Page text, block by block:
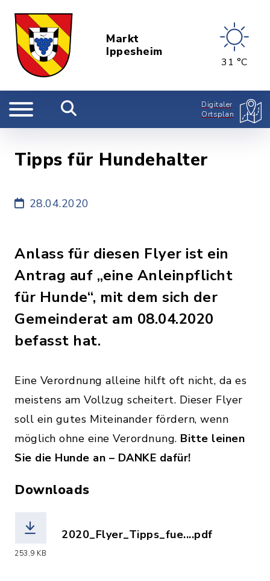
Markt
Ippesheim
31 °C
Digitaler
Ortsplan
Tipps für Hundehalter
28.04.2020
Anlass für diesen Flyer ist ein
Antrag auf „eine Anleinpflicht
für Hunde“, mit dem sich der
Gemeinderat am 08.04.2020
befasst hat.
Eine Verordnung alleine hilft oft nicht, da es
meistens am Vollzug scheitert. Dieser Flyer
soll ein gutes Miteinander fördern, wenn
möglich ohne eine Verordnung. Bitte leinen
Sie die Hunde an – DANKE dafür!
Downloads
253,9 KB
2020_Flyer_Tipps_fue....pdf